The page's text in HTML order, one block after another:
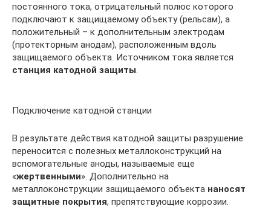
постоянного тока, отрицательный полюс которого
подключают к защищаемому объекту (рельсам), а
положительный – к дополнительным электродам
(протекторным анодам), расположенным вдоль
защищаемого объекта. Источником тока является
станция катодной защиты
Подключение катодной станции
В результате действия катодной защиты разрушение
переносится с полезных металлоконструкций на
вспомогательные аноды, называемые еще
«жертвенными». Дополнительно на
металлоконструкции защищаемого объекта наносят
защитные покрытия, препятствующие коррозии.